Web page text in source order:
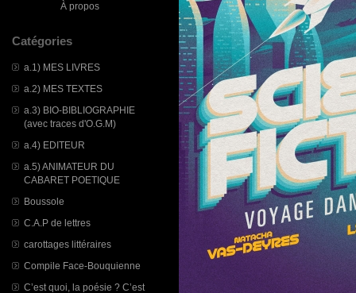
À propos
Catégories
a.1) MES LIVRES
a.2) MES TEXTES
a.3) BIO-BIBLIOGRAPHIE
(avec traces d'O.G.M)
a.4) EDITEUR
a.5) ANIMATEUR DU
CABARET POETIQUE
Boussole
C.A.P de lettres
carottages littéraires
Compile Face-Bouquienne
C’est quoi, la poésie ? C’est